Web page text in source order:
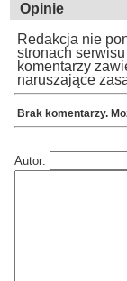
Opinie
Redakcja nie
stronach
komentarzy
naruszające
Brak komentarzy.
Autor: